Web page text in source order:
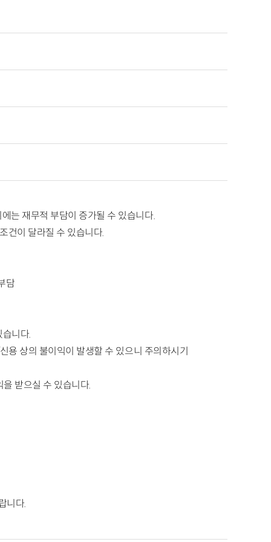
는 재무적 부담이 증가될 수 있습니다.
건이 달라질 수 있습니다.
담
니다.
용 상의 불이익이 발생할 수 있으니 주의하시기
받으실 수 있습니다.
니다.